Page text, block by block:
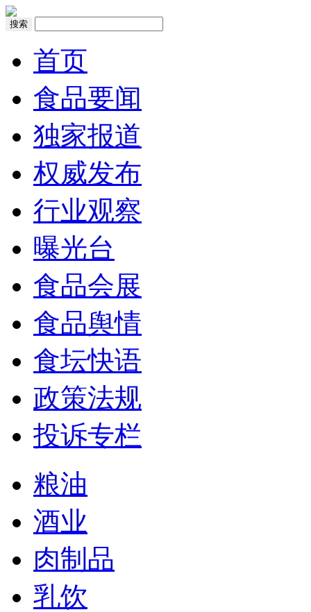
搜索
首页
食品要闻
独家报道
权威发布
行业观察
曝光台
食品会展
食品舆情
食坛快语
政策法规
投诉专栏
粮油
酒业
肉制品
乳饮